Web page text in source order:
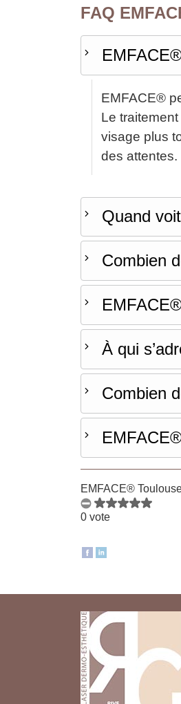
FAQ
EMFACE®
Le
visage plus
des
Quand
Combien
À qui
Combien
EMFACE®
0 vote